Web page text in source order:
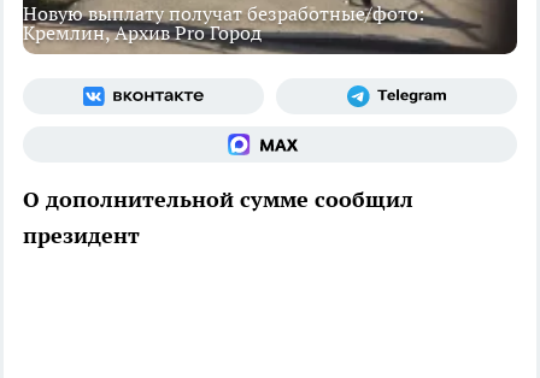
Новую выплату получат безработные/фото:
Кремлин, Архив Pro Город
О дополнительной сумме сообщил
президент